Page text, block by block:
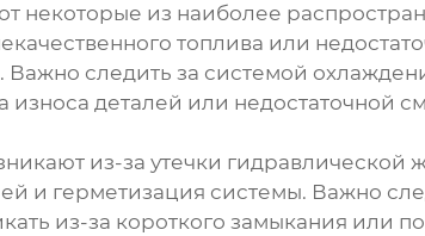
некоторые из наиболее
топлива или
следить за системой
износа деталей или недостаточной
из-за утечки
и герметизация системы. Важно
из-за короткого замыкания или